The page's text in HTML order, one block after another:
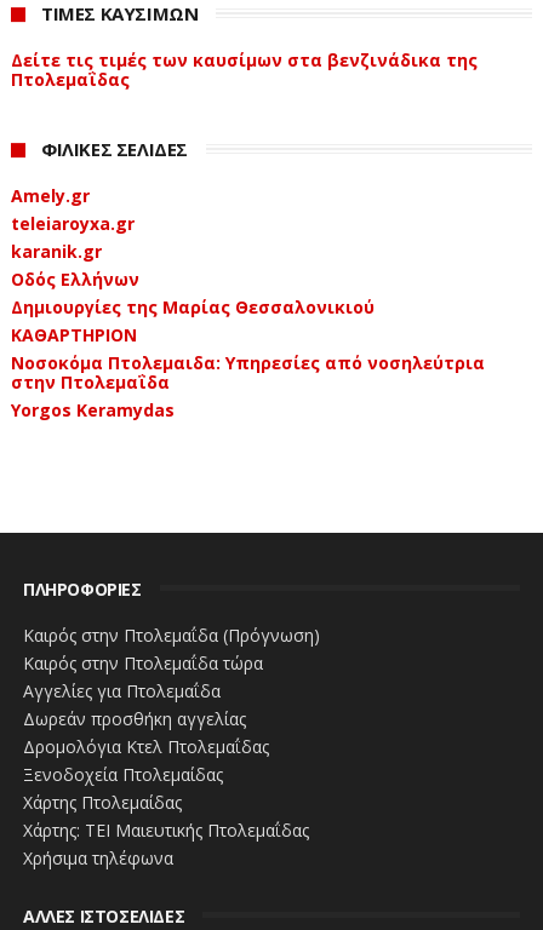
ΤΙΜΕΣ ΚΑΥΣΙΜΩΝ
Δείτε τις τιμές των καυσίμων στα βενζινάδικα της
Πτολεμαΐδας
ΦΙΛΙΚΕΣ ΣΕΛΙΔΕΣ
Amely.gr
teleiaroyxa.gr
karanik.gr
Οδός Ελλήνων
Δημιουργίες της Μαρίας Θεσσαλονικιού
ΚΑΘΑΡΤΗΡΙΟΝ
Νοσοκόμα Πτολεμαιδα: Υπηρεσίες από νοσηλεύτρια
στην Πτολεμαΐδα
Yorgos Keramydas
ΠΛΗΡΟΦΟΡΙΕΣ
Καιρός στην Πτολεμαΐδα (Πρόγνωση)
Καιρός στην Πτολεμαΐδα τώρα
Αγγελίες για Πτολεμαΐδα
Δωρεάν προσθήκη αγγελίας
Δρομολόγια Κτελ Πτολεμαΐδας
Ξενοδοχεία Πτολεμαίδας
Χάρτης Πτολεμαίδας
Χάρτης: ΤΕΙ Μαιευτικής Πτολεμαΐδας
Χρήσιμα τηλέφωνα
ΑΛΛΕΣ ΙΣΤΟΣΕΛΙΔΕΣ